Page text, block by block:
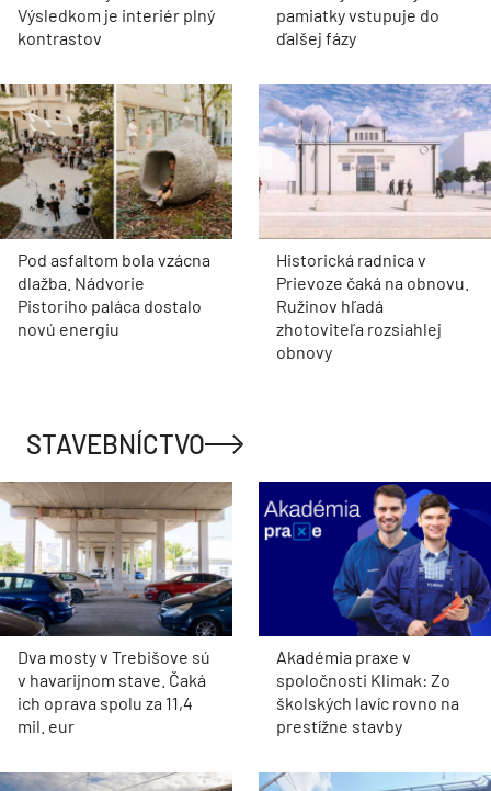
Výsledkom je interiér plný
kontrastov
pamiatky vstupuje do
ďalšej fázy
Pod asfaltom bola vzácna
dlažba. Nádvorie
Pistoriho paláca dostalo
novú energiu
Historická radnica v
Prievoze čaká na obnovu.
Ružinov hľadá
zhotoviteľa rozsiahlej
obnovy
STAVEBNÍCTVO
Dva mosty v Trebišove sú
v havarijnom stave. Čaká
ich oprava spolu za 11,4
mil. eur
Akadémia praxe v
spoločnosti Klimak: Zo
školských lavíc rovno na
prestížne stavby